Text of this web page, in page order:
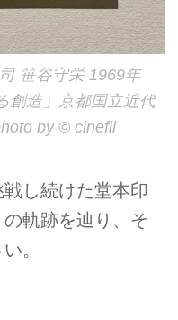
笹谷守栄 1969年
創造」京都国立近代
photo by © cinefil
し続けた堂本印
軌跡を辿り、そ
。